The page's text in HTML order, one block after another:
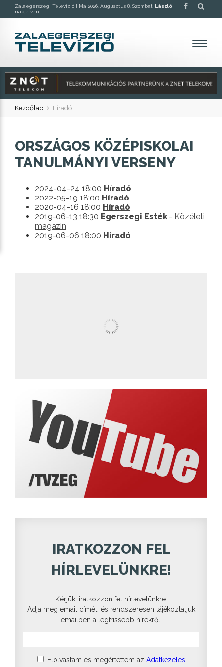
Zalaegerszegi Televízió | Ma 2026. Augusztus 8. Szombat, László
napja van.
Kezdőlap Híradó
ORSZÁGOS KÖZÉPISKOLAI
TANULMÁNYI VERSENY
2024-04-24 18:00 Híradó
2022-05-19 18:00 Híradó
2020-04-16 18:00 Híradó
2019-06-13 18:30 Egerszegi Esték- Közéleti
magazin
2019-06-06 18:00 Híradó
IRATKOZZON FEL
HÍRLEVELÜNKRE!
Kérjük, iratkozzon fel hírlevelünkre.
Adja meg email címét, és rendszeresen tájékoztatjuk
emailben a legfrissebb hírekről.
Elolvastam és megértettem az Adatkezelési